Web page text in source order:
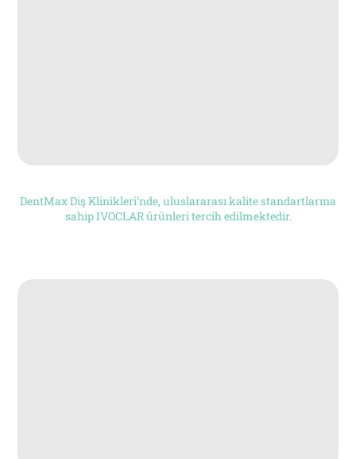
DentMax Diş Klinikleri’nde, uluslararası kalite standartlarına
sahip IVOCLAR ürünleri tercih edilmektedir.